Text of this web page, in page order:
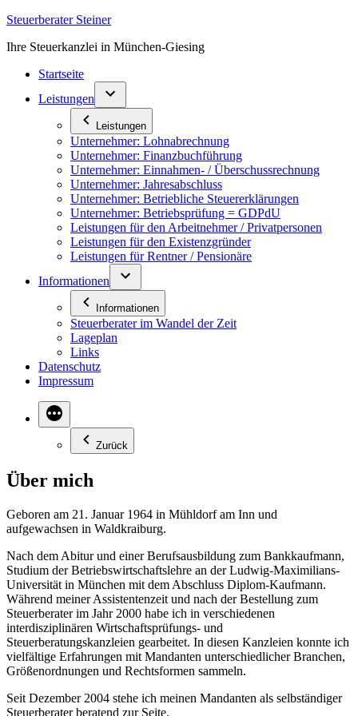
Zum
springen
Steuerberater Steiner
Ihre Steuerkanzlei in München-Giesing
Startseite
Leistungen
Leistungen
Unternehmer: Lohnabrechnung
Unternehmer: Finanzbuchführung
Unternehmer: Einnahmen- / Überschussrechnung
Unternehmer: Jahresabschluss
Unternehmer: Betriebliche Steuererklärungen
Unternehmer: Betriebsprüfung = GDPdU
Leistungen für den Arbeitnehmer / Privatpersonen
Leistungen für den Existenzgründer
Leistungen für Rentner / Pensionäre
Informationen
Informationen
Steuerberater im Wandel der Zeit
Lageplan
Links
Datenschutz
Impressum
Zurück
Über mich
Geboren am 21. Januar 1964 in Mühldorf am Inn und
aufgewachsen in Waldkraiburg.
Nach dem Abitur und einer Berufsausbildung zum Bankkaufmann,
Studium der Betriebswirtschaftslehre an der Ludwig-Maximilians-
Universität in München mit dem Abschluss Diplom-Kaufmann.
Während meiner Assistentenzeit und nach der Bestellung zum
Steuerberater im Jahr 2000 habe ich in verschiedenen
interdisziplinären Wirtschaftsprüfungs- und
Steuerberatungskanzleien gearbeitet. In diesen Kanzleien konnte ich
vielfältige Erfahrungen mit Mandanten unterschiedlicher Branchen,
Größenordnungen und Rechtsformen sammeln.
Seit Dezember 2004 stehe ich meinen Mandanten als selbständiger
Steuerberater beratend zur Seite.